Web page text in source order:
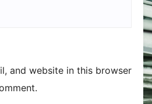
and website in this browser